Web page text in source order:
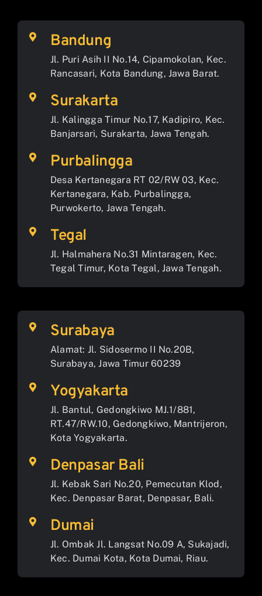
Bandung
Jl. Puri Asih II No.14, Cipamokolan, Kec.
Rancasari, Kota Bandung, Jawa Barat.
Surakarta
Jl. Kalingga Timur No.17, Kadipiro, Kec.
Banjarsari, Surakarta, Jawa Tengah.
Purbalingga
Desa Kertanegara RT 02/RW 03, Kec.
Kertanegara, Kab. Purbalingga,
Purwokerto, Jawa Tengah.
Tegal
Jl. Halmahera No.31 Mintaragen, Kec.
Tegal Timur, Kota Tegal, Jawa Tengah.
Surabaya
Alamat: Jl. Sidosermo II No.20B,
Surabaya, Jawa Timur 60239
Yogyakarta
Jl. Bantul, Gedongkiwo MJ.1/881,
RT.47/RW.10, Gedongkiwo, Mantrijeron,
Kota Yogyakarta.
Denpasar Bali
Jl. Kebak Sari No.20, Pemecutan Klod,
Kec. Denpasar Barat, Denpasar, Bali.
Dumai
Jl. Ombak Jl. Langsat No.09 A, Sukajadi,
Kec. Dumai Kota, Kota Dumai, Riau.